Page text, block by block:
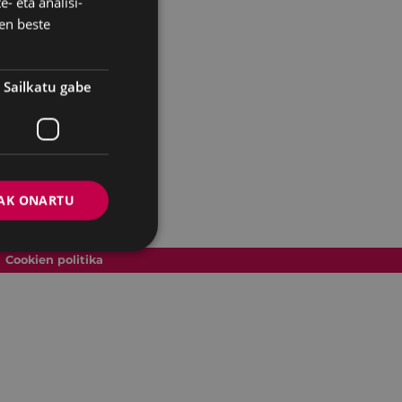
Cookien politika
SPANISH
beste
Sailkatu gabe
ONARTU